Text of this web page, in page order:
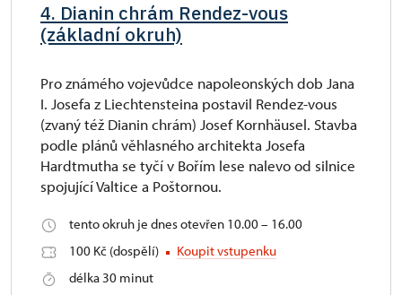
4. Dianin chrám Rendez-vous
(základní okruh)
Pro známého vojevůdce napoleonských dob Jana
I. Josefa z Liechtensteina postavil Rendez-vous
(zvaný též Dianin chrám) Josef Kornhäusel. Stavba
podle plánů věhlasného architekta Josefa
Hardtmutha se tyčí v Bořím lese nalevo od silnice
spojující Valtice a Poštornou.
tento okruh je dnes otevřen 10.00 – 16.00
100 Kč (dospělí)
Koupit vstupenku
délka 30 minut